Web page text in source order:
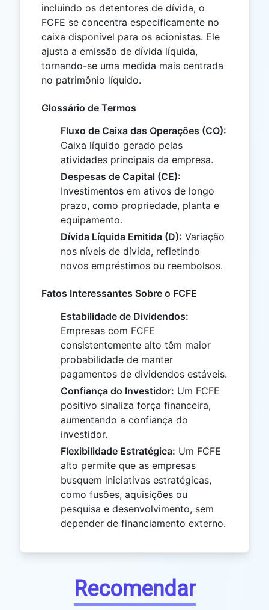
incluindo os detentores de dívida, o
FCFE se concentra especificamente no
caixa disponível para os acionistas. Ele
ajusta a emissão de dívida líquida,
tornando-se uma medida mais centrada
no patrimônio líquido.
Glossário de Termos
Fluxo de Caixa das Operações (CO):
Caixa líquido gerado pelas
atividades principais da empresa.
Despesas de Capital (CE):
Investimentos em ativos de longo
prazo, como propriedade, planta e
equipamento.
Dívida Líquida Emitida (D): Variação
nos níveis de dívida, refletindo
novos empréstimos ou reembolsos.
Fatos Interessantes Sobre o FCFE
Estabilidade de Dividendos:
Empresas com FCFE
consistentemente alto têm maior
probabilidade de manter
pagamentos de dividendos estáveis.
Confiança do Investidor: Um FCFE
positivo sinaliza força financeira,
aumentando a confiança do
investidor.
Flexibilidade Estratégica: Um FCFE
alto permite que as empresas
busquem iniciativas estratégicas,
como fusões, aquisições ou
pesquisa e desenvolvimento, sem
depender de financiamento externo.
Recomendar